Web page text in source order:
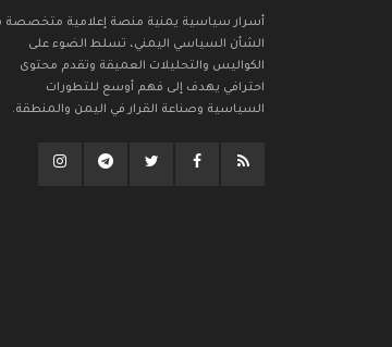
أسرار سياسية يمنية منصة إعلامية متخصصة
الشأن السياسي اليمني، تسلط الضوء على
الكواليس والتحليلات العميقة وتقدم محتوى
احترافي يهدف إلى فهم أوسع للتطورات
السياسية وصناعة القرار في اليمن والمنطقة.